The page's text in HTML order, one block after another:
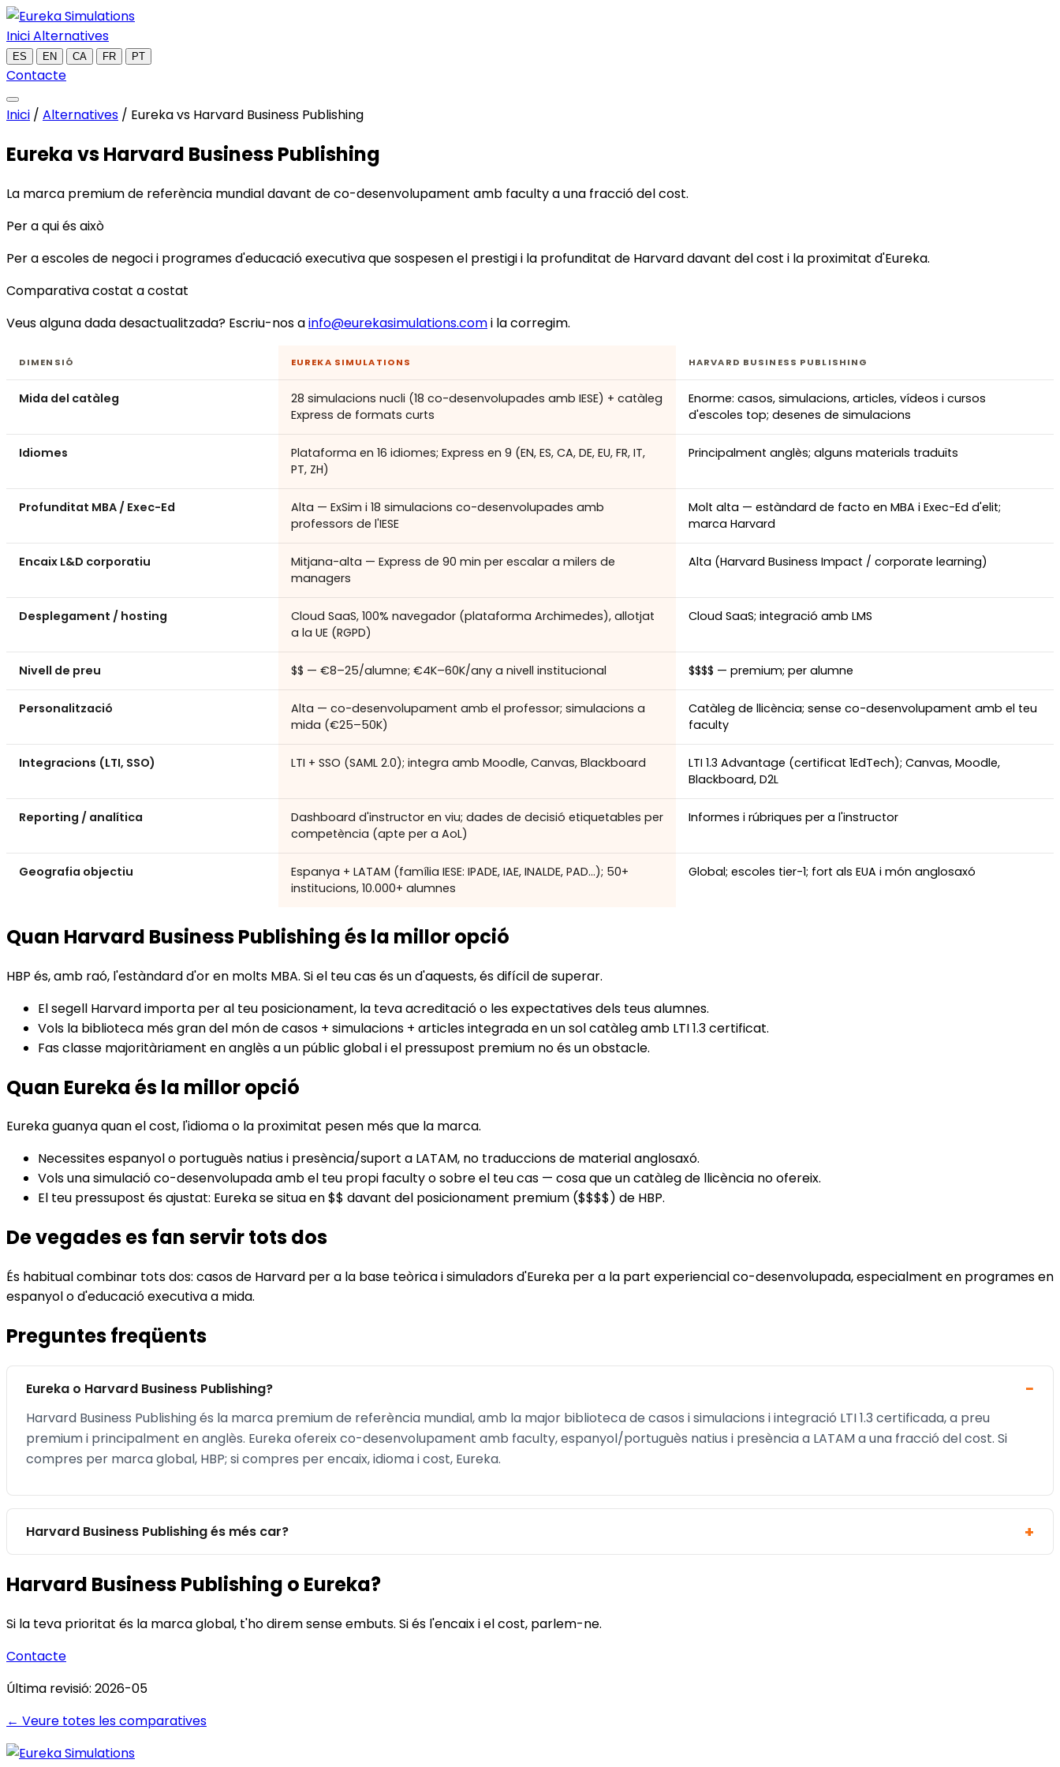
IniciAlternatives
ES EN CA FR PT
Contacte
Inici / Alternatives / Eureka vs Harvard Business Publishing
Eurekavs Harvard Business Publishing
La marca premium de referència mundial davant de co-desenvolupament amb faculty a una fracció del cost.
Per a qui és això
Per a escoles de negoci i programes d'educació executiva que sospesen el prestigi i la profunditat de Harvard davant del cost i la proximitat d'Eureka.
Comparativa costat a costat
Veus alguna dada desactualitzada? Escriu-nos ainfo@eurekasimulations.comi la corregim.
DIMENSIÓ EUREKA SIMULATIONS HARVARD BUSINESS PUBLISHING
Mida del catàleg
28 simulacions nucli (18 co-desenvolupades amb IESE) + catàleg
Express de formats curts
Enorme: casos, simulacions, articles, vídeos i cursos
d'escoles top; desenes de simulacions
Idiomes
Plataforma en 16 idiomes; Express en 9 (EN, ES, CA, DE, EU, FR, IT,
PT, ZH)
Principalment anglès; alguns materials traduïts
Profunditat MBA / Exec-Ed
Alta — ExSim i 18 simulacions co-desenvolupades amb
professors de l'IESE
Molt alta — estàndard de facto en MBA i Exec-Ed d'elit;
marca Harvard
Encaix L&D corporatiu
Mitjana-alta — Express de 90 min per escalar a milers de
managers
Alta (Harvard Business Impact / corporate learning)
Desplegament / hosting
Cloud SaaS, 100% navegador (plataforma Archimedes), allotjat
a la UE (RGPD)
Cloud SaaS; integració amb LMS
Nivell de preu $$ — €8–25/alumne; €4K–60K/any a nivell institucional $$$$ — premium; per alumne
Personalització
Alta — co-desenvolupament amb el professor; simulacions a
mida (€25–50K)
Catàleg de llicència; sense co-desenvolupament amb el teu
faculty
Integracions (LTI, SSO) LTI + SSO (SAML 2.0); integra amb Moodle, Canvas, Blackboard
LTI 1.3 Advantage (certificat 1EdTech); Canvas, Moodle,
Blackboard, D2L
Reporting / analítica
Dashboard d'instructor en viu; dades de decisió etiquetables per
competència (apte per a AoL)
Informes i rúbriques per a l'instructor
Geografia objectiu
Espanya + LATAM (família IESE: IPADE, IAE, INALDE, PAD…); 50+
institucions, 10.000+ alumnes
Global; escoles tier-1; fort als EUA i món anglosaxó
Quan Harvard Business Publishing és la millor opció
HBP és, amb raó, l'estàndard d'or en molts MBA. Si el teu cas és un d'aquests, és difícil de superar.
El segell Harvard importa per al teu posicionament, la teva acreditació o les expectatives dels teus alumnes.
Vols la biblioteca més gran del món de casos + simulacions + articles integrada en un sol catàleg amb LTI 1.3 certificat.
Fas classe majoritàriament en anglès a un públic global i el pressupost premium no és un obstacle.
Quan Eureka és la millor opció
Eureka guanya quan el cost, l'idioma o la proximitat pesen més que la marca.
Necessites espanyol o portuguès natius i presència/suport a LATAM, no traduccions de material anglosaxó.
Vols una simulació co-desenvolupada amb el teu propi faculty o sobre el teu cas — cosa que un catàleg de llicència no ofereix.
El teu pressupost és ajustat: Eureka se situa en $$ davant del posicionament premium ($$$$) de HBP.
De vegades es fan servir tots dos
És habitual combinar tots dos: casos de Harvard per a la base teòrica i simuladors d'Eureka per a la part experiencial co-desenvolupada, especialment en programes en
espanyol o d'educació executiva a mida.
Preguntes freqüents
Eureka o Harvard Business Publishing?
Harvard Business Publishing és la marca premium de referència mundial, amb la major biblioteca de casos i simulacions i integració LTI 1.3 certificada, a preu
premium i principalment en anglès. Eureka ofereix co-desenvolupament amb faculty, espanyol/portuguès natius i presència a LATAM a una fracció del cost. Si
compres per marca global, HBP; si compres per encaix, idioma i cost, Eureka.
Harvard Business Publishing és més car?
Harvard Business Publishing o Eureka?
Si la teva prioritat és la marca global, t'ho direm sense embuts. Si és l'encaix i el cost, parlem-ne.
Contacte
Última revisió: 2026-05
← Veure totes les comparatives